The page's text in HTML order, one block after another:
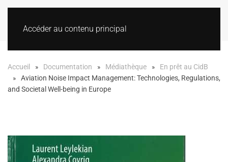
Accéder au contenu principal
Accueil Documentation Médiathèque
En prêt au CidB
Aviation Noise Impact Management: Technologies, Regulations,
and Societal Well-being in Europe